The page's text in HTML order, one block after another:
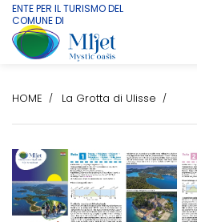
ENTE PER IL TURISMO DEL
COMUNE DI
HOME La Grotta di Ulisse